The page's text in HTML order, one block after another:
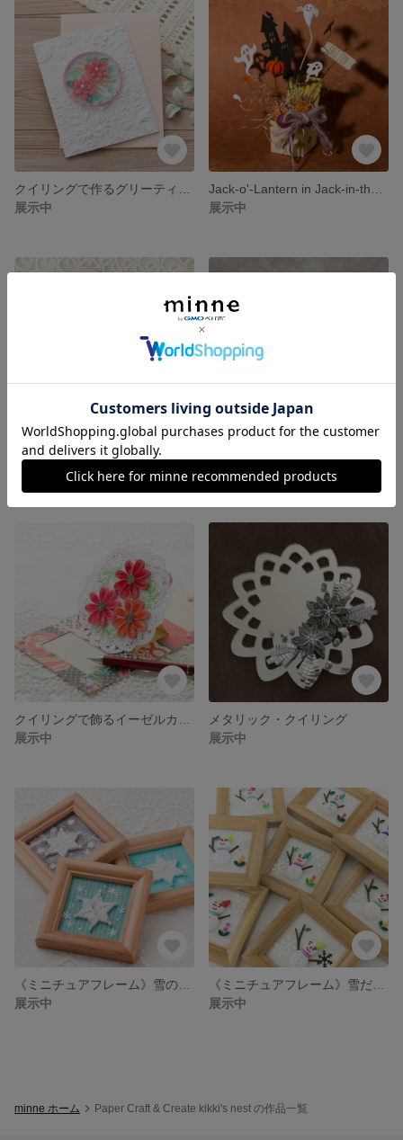
展示中
展示中
展示中
展示中
メタリック・クイリング
展示中
展示中
展示中
minne ホーム Paper Craft & Create kikki's nest の作品一覧